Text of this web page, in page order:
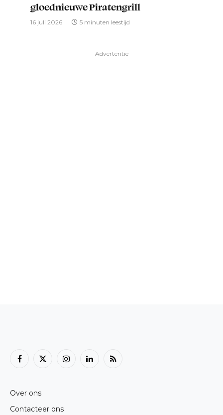
gloednieuwe Piratengrill
16 juli 2026 5 minuten leestijd
Advertentie
Facebook
X
InstagramLinkedInRSS
Over ons
Contacteer ons